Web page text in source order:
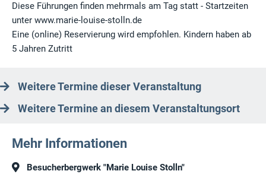
Diese Führungen finden mehrmals am Tag statt - Startzeiten
unter www.marie-louise-stolln.de
Eine (online) Reservierung wird empfohlen. Kindern haben ab
5 Jahren Zutritt
Weitere Termine dieser Veranstaltung
Weitere Termine an diesem Veranstaltungsort
Mehr Informationen
Besucherbergwerk "Marie Louise Stolln"